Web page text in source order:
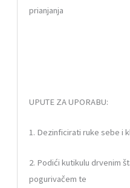
prianjanja
UPUTE ZA UPORABU:
1. Dezinficirati ruke sebe i
2. Podići kutikulu drvenim
pogurivačem te